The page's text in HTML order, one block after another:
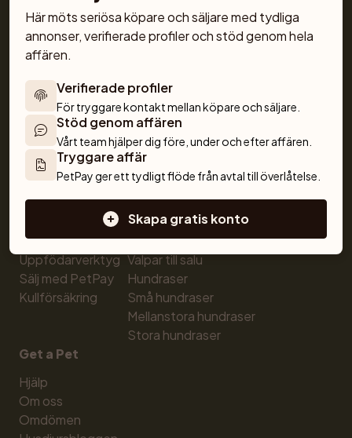
För köpare
Köp husdjur tryggt
Köp med PetPay
Djurförsäkring
Hundrasexperten
Sälj katt
Uppfödarverktyg
Sälj med PetPay
Kullförsäkring
Katter
Köpa katt
Katter till salu
Kattungar till salu
Kattraser
Köpa hund
Hundar till salu
Valpar till salu
Hundraser
Små hundraser
Mellanstora hundraser
Stora hundraser
Get a Pet
Hjälp
Om oss
Omdömen
Här möts seriösa köpare och säljare med tydliga
annonser, verifierade profiler och stöd genom hela
affären.
Verifierade profiler
För tryggare kontakt mellan köpare och säljare.
Stöd genom affären
Vårt team hjälper dig före, under och efter affären.
Tryggare affär
PetPay ger ett tydligt flöde från avtal till överlåtelse.
Skapa gratis konto